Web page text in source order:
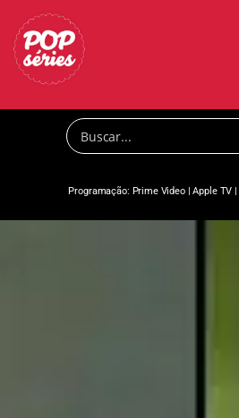
Programação: Prime Video|Apple TV |